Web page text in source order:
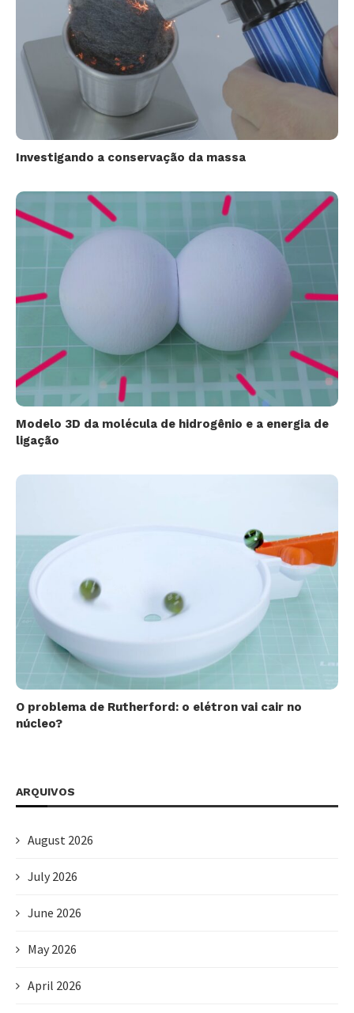
Investigando a conservação da massa
Modelo 3D da molécula de hidrogênio e a energia de
ligação
O problema de Rutherford: o elétron vai cair no
núcleo?
ARQUIVOS
August 2026
July 2026
June 2026
May 2026
April 2026